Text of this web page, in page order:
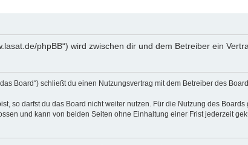
phpBB“) wird zwischen dir und dem Betreiber ein
Board“) schließt du einen Nutzungsvertrag mit dem Betreiber des
so darfst du das Board nicht weiter nutzen. Für die Nutzung des
und kann von beiden Seiten ohne Einhaltung einer Frist jederzeit